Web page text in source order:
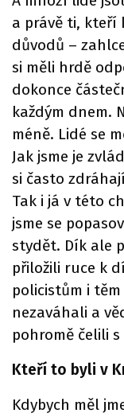
a právě ti, kteří
důvodů –
si měli hrdě
dokonce
každým dnem.
méně. Lidé se
Jak jsme je
si často
Tak i já v této
jsme se
stydět. Dík ale
přiložili ruce k
policistům i
nezaváhali a
pohromě čelili
Kteří to byli v
Kdybych měl